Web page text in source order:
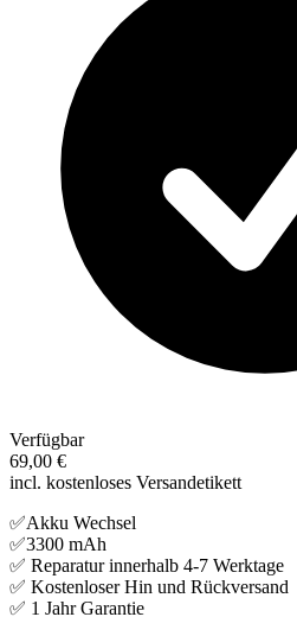
Verfügbar
69,00 €
incl. kostenloses Versandetikett
✅Akku Wechsel
✅3300 mAh
✅ Reparatur innerhalb 4-7 Werktage
✅ Kostenloser Hin und Rückversand
✅ 1 Jahr Garantie